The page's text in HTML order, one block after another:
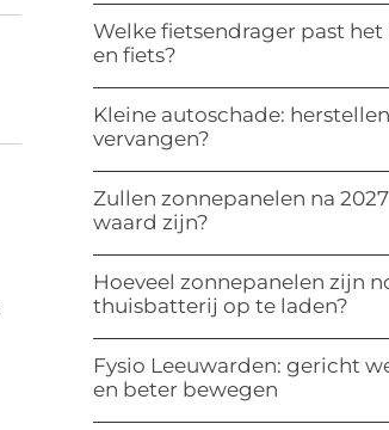
Welke fietsendrager past
en fiets?
Kleine autoschade:
vervangen?
Zullen zonnepanelen na
waard zijn?
Hoeveel zonnepanelen zijn
thuisbatterij op te laden?
Fysio Leeuwarden: gericht
en beter bewegen